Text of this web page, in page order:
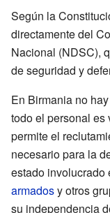
Según la
directamente del
Nacional (NDSC),
de seguridad y
En Birmania no
todo el personal es
permite el
necesario para la
estado involucrado
armadosy otros
su independencia